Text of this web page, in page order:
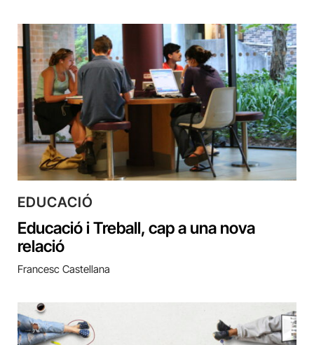
EDUCACIÓ
Educació i Treball, cap a una nova
relació
Francesc Castellana